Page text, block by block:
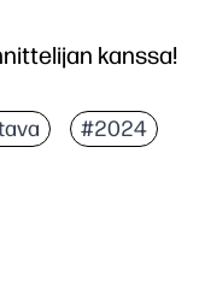
kanssa!
#2024